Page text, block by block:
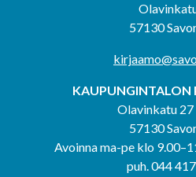
57130
KAUPUNGINTALON
Olavinkatu 27
57130
Avoinna ma-pe klo
puh. 044